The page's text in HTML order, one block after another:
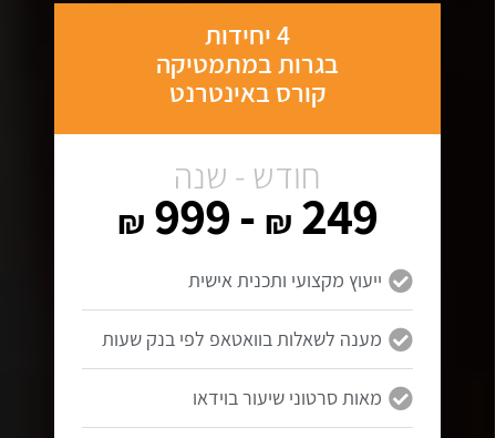
4 יחידות
בגרות במתמטיקה
קורס באינטרנט
חודש - שנה
249
₪
- 999
₪
ייעוץ מקצועי ותכנית אישית
מענה לשאלות בוואטאפ לפי בנק שעות
מאות סרטוני שיעור בוידאו